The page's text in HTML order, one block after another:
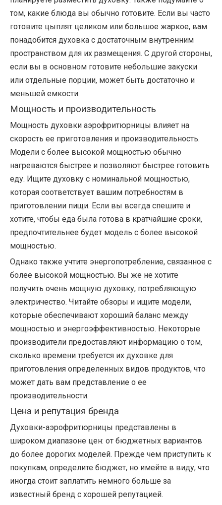
том, какие блюда вы обычно готовите. Если вы часто
готовите цыплят целиком или большое жаркое, вам
понадобится духовка с достаточным внутренним
пространством для их размещения. С другой стороны,
если вы в основном готовите небольшие закуски
или отдельные порции, может быть достаточно и
меньшей емкости.
Мощность и производительность
Мощность духовки аэрофритюрницы влияет на
скорость ее приготовления и производительность.
Модели с более высокой мощностью обычно
нагреваются быстрее и позволяют быстрее готовить
еду. Ищите духовку с номинальной мощностью,
которая соответствует вашим потребностям в
приготовлении пищи. Если вы всегда спешите и
хотите, чтобы еда была готова в кратчайшие сроки,
предпочтительнее будет модель с более высокой
мощностью.
Однако также учтите энергопотребление, связанное с
более высокой мощностью. Вы же не хотите
получить очень мощную духовку, потребляющую
электричество. Читайте обзоры и ищите модели,
которые обеспечивают хороший баланс между
мощностью и энергоэффективностью. Некоторые
производители предоставляют информацию о том,
сколько времени требуется их духовке для
приготовления определенных видов продуктов, что
может дать вам представление о ее
производительности.
Цена и репутация бренда
Духовки-аэрофритюрницы представлены в
широком диапазоне цен: от бюджетных вариантов
до более дорогих моделей. Прежде чем приступить к
покупкам, определите бюджет, но имейте в виду, что
иногда стоит заплатить немного больше за
известный бренд с хорошей репутацией.